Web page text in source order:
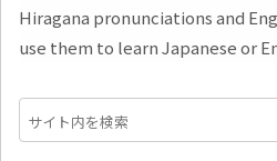
Hiragana pronunciations and
use them to learn Japanese or